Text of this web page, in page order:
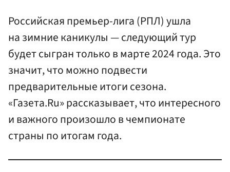
Российская премьер-лига (РПЛ) ушла
на зимние каникулы — следующий тур
будет сыгран только в марте 2024 года. Это
значит, что можно подвести
предварительные итоги сезона.
«Газета.Ru» рассказывает, что интересного
и важного произошло в чемпионате
страны по итогам года.